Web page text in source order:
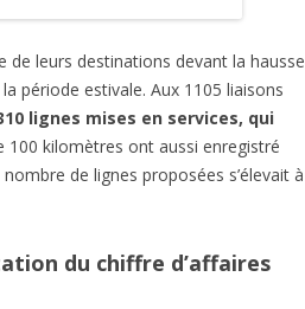
leurs destinations devant la hausse
période estivale. Aux 1105 liaisons
lignes mises en services, qui
100 kilomètres ont aussi enregistré
de lignes proposées s’élevait à
du chiffre d’affaires